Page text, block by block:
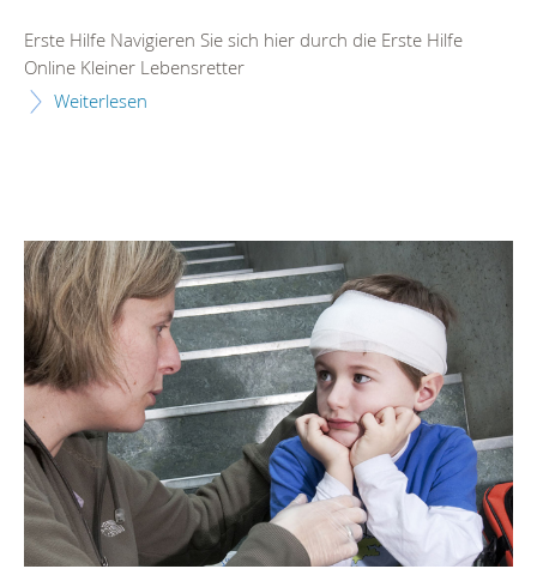
Erste Hilfe Navigieren Sie sich hier durch die Erste Hilfe
Online Kleiner Lebensretter
Weiterlesen